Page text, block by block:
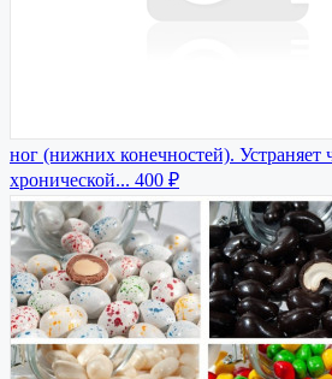
ног (нижних конечностей). Устраняет
хронической... 400 ₽